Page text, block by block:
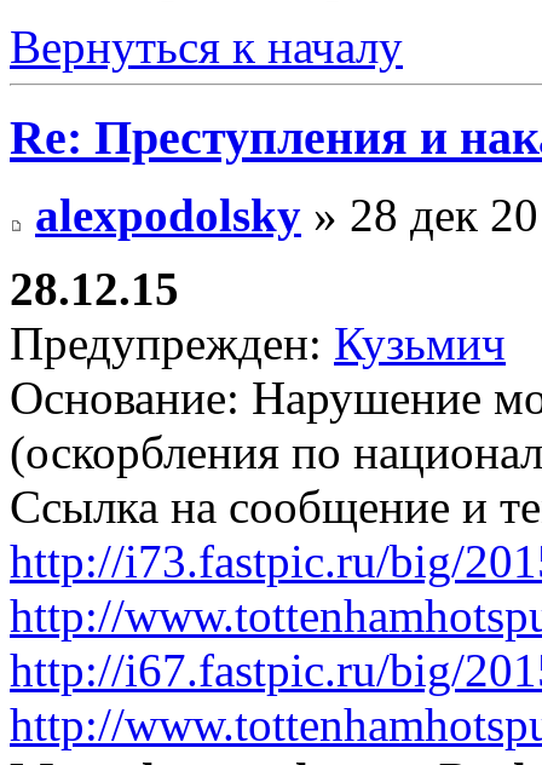
Вернуться к началу
Re: Преступления и
alexpodolsky » 28 дек
28.12.15
Предупрежден: Кузьмич
Основание: Нарушение
(оскорбления по
Ссылка на сообщение и
http://i73.fastpic.ru/big/
http://
http://i67.fastpic.ru/big/
http://